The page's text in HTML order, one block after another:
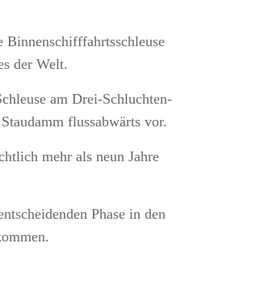
Binnenschifffahrtsschleuse
der Welt.
am Drei-Schluchten-
flussabwärts vor.
mehr als neun Jahre
Phase in den